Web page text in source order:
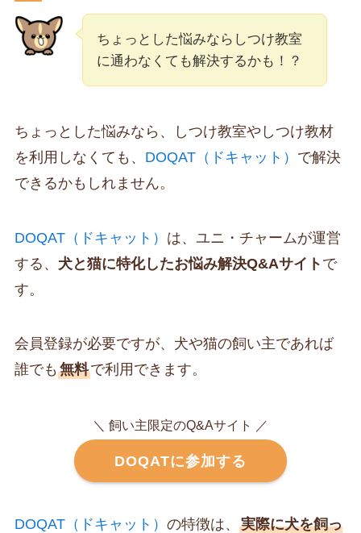
ちょっとした悩みならしつけ教室
に通わなくても解決するかも！？
ちょっとした悩みなら、しつけ教室やしつけ教材
を利用しなくても、 DOQAT（ドキャット） で解決
できるかもしれません。
DOQAT（ドキャット） は、ユニ・チャームが運営
する、 犬と猫に特化したお悩み解決Q&Aサイト で
す。
会員登録が必要ですが、犬や猫の飼い主であれば
誰でも 無料で利用できます。
＼ 飼い主限定のQ&Aサイト ／
DOQATに参加する
DOQAT（ドキャット） の特徴は、 実際に犬を飼っ